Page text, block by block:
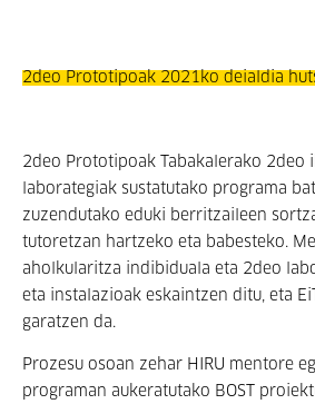
2deo Prototipoak 2021ko deialdia
2deo Prototipoak Tabakalerako 2deo
laborategiak sustatutako programa
zuzendutako eduki berritzaileen
tutoretzan hartzeko eta babesteko.
aholkularitza indibiduala eta 2deo
eta instalazioak eskaintzen ditu, eta
garatzen da.
Prozesu osoan zehar HIRU mentore
programan aukeratutako BOST